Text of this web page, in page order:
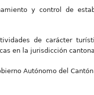
y control de
de carácter
en la jurisdicción
Autónomo del